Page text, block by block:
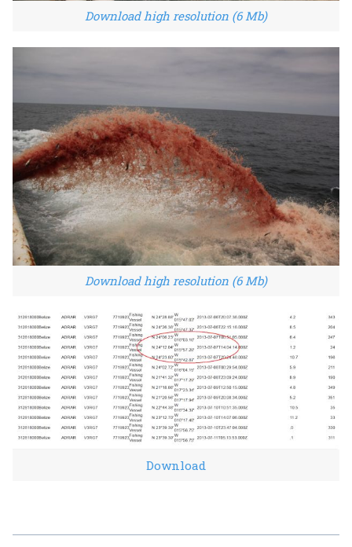
Download high resolution (6 Mb)
Download high resolution (6 Mb)
Download